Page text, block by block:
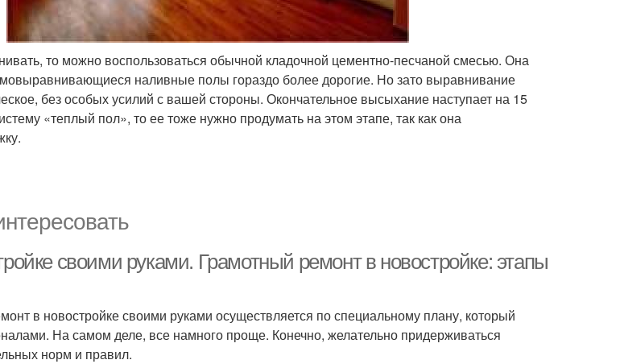
то можно воспользоваться обычной кладочной цементно-песчаной смесью. Она
наливные полы гораздо более дорогие. Но зато выравнивание
без особых усилий с вашей стороны. Окончательное высыхание наступает на 15
«теплый пол», то ее тоже нужно продумать на этом этапе, так как она
своими руками. Грамотный ремонт в новостройке: этапы
в новостройке своими руками осуществляется по специальному плану, который
На самом деле, все намного проще. Конечно, желательно придерживаться
норм и правил.